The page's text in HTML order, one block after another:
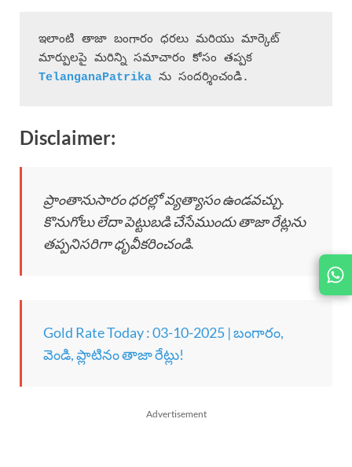
JOIN
US ON
ఇలాంటి తాజా బంగారం ధరలు మరియు మార్కెట్
ను సందర్శించండి.
Disclaimer:
ప్రాంతానుసారం ధరల్లో వ్యత్యాసం ఉండవచ్చు.
కొనుగోలు లేదా పెట్టుబడి చేసేముందు తాజా రేట్లను
తప్పనిసరిగా ధృవీకరించండి.
Gold Rate Today : 03-10-2025 | బంగారం,
వెండి, ప్లాటినం తాజా రేట్లు!
Advertisement